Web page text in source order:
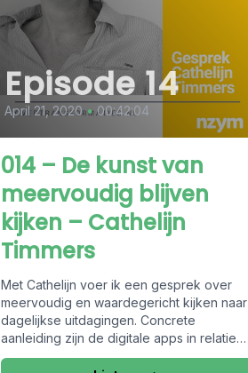
Episode 14
April 21, 2020 • 00:42:04
014 – De kunst van
meervoudig blijven
kijken – Cathelijn
Timmers
Met Cathelijn voer ik een gesprek over
meervoudig en waardegericht kijken naar
dagelijkse uitdagingen. Concrete
aanleiding zijn de digitale apps in relatie
tot corona,...